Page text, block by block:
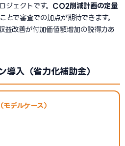
ジェクトです。 CO2削減計画の定量
とで審査での加点が期待できます。
益改善が付加価値額増加の説得力あ
入（省力化補助金）
デルケース）